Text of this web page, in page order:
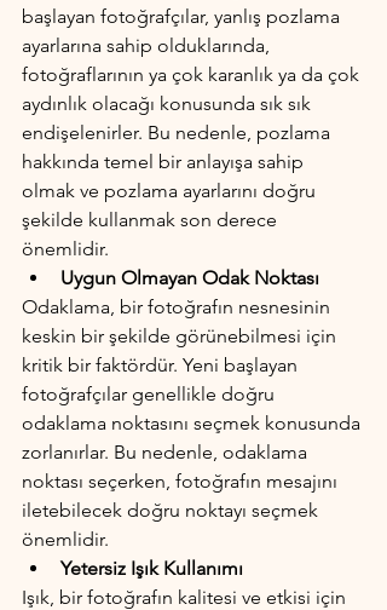
başlayan fotoğrafçılar, yanlış pozlama
ayarlarına sahip olduklarında,
fotoğraflarının ya çok karanlık ya da çok
aydınlık olacağı konusunda sık sık
endişelenirler. Bu nedenle, pozlama
hakkında temel bir anlayışa sahip
olmak ve pozlama ayarlarını doğru
şekilde kullanmak son derece
önemlidir.
Uygun Olmayan Odak Noktası
Odaklama, bir fotoğrafın nesnesinin
keskin bir şekilde görünebilmesi için
kritik bir faktördür. Yeni başlayan
fotoğrafçılar genellikle doğru
odaklama noktasını seçmek konusunda
zorlanırlar. Bu nedenle, odaklama
noktası seçerken, fotoğrafın mesajını
iletebilecek doğru noktayı seçmek
önemlidir.
Yetersiz Işık Kullanımı
Işık, bir fotoğrafın kalitesi ve etkisi için